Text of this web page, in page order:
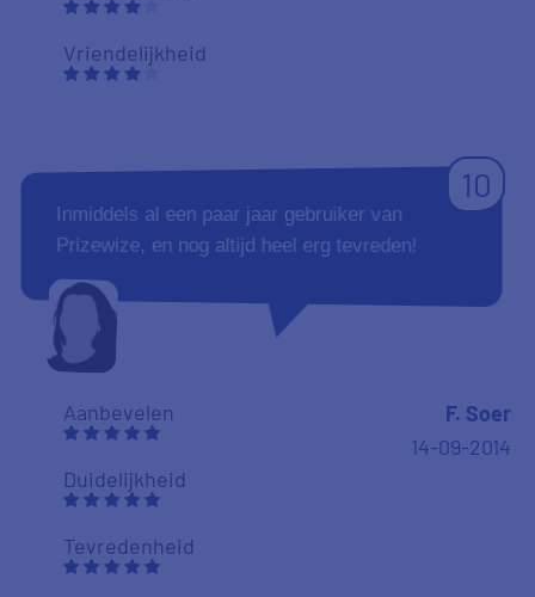
Vriendelijkheid
10
Inmiddels al een paar jaar gebruiker van
Prizewize, en nog altijd heel erg tevreden!
Aanbevelen
Duidelijkheid
Tevredenheid
F. Soer
14-09-2014